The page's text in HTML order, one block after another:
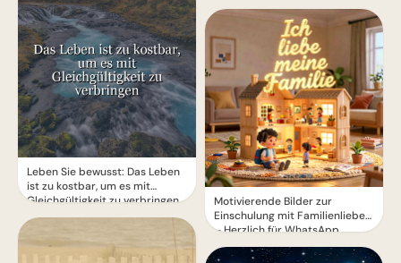
Leben Sie bewusst: Das Leben
ist zu kostbar, um es mit
Gleichgültigkeit zu verbringen
Motivierende Bilder zur
Einschulung mit Familienliebe
– Herzlich für WhatsApp